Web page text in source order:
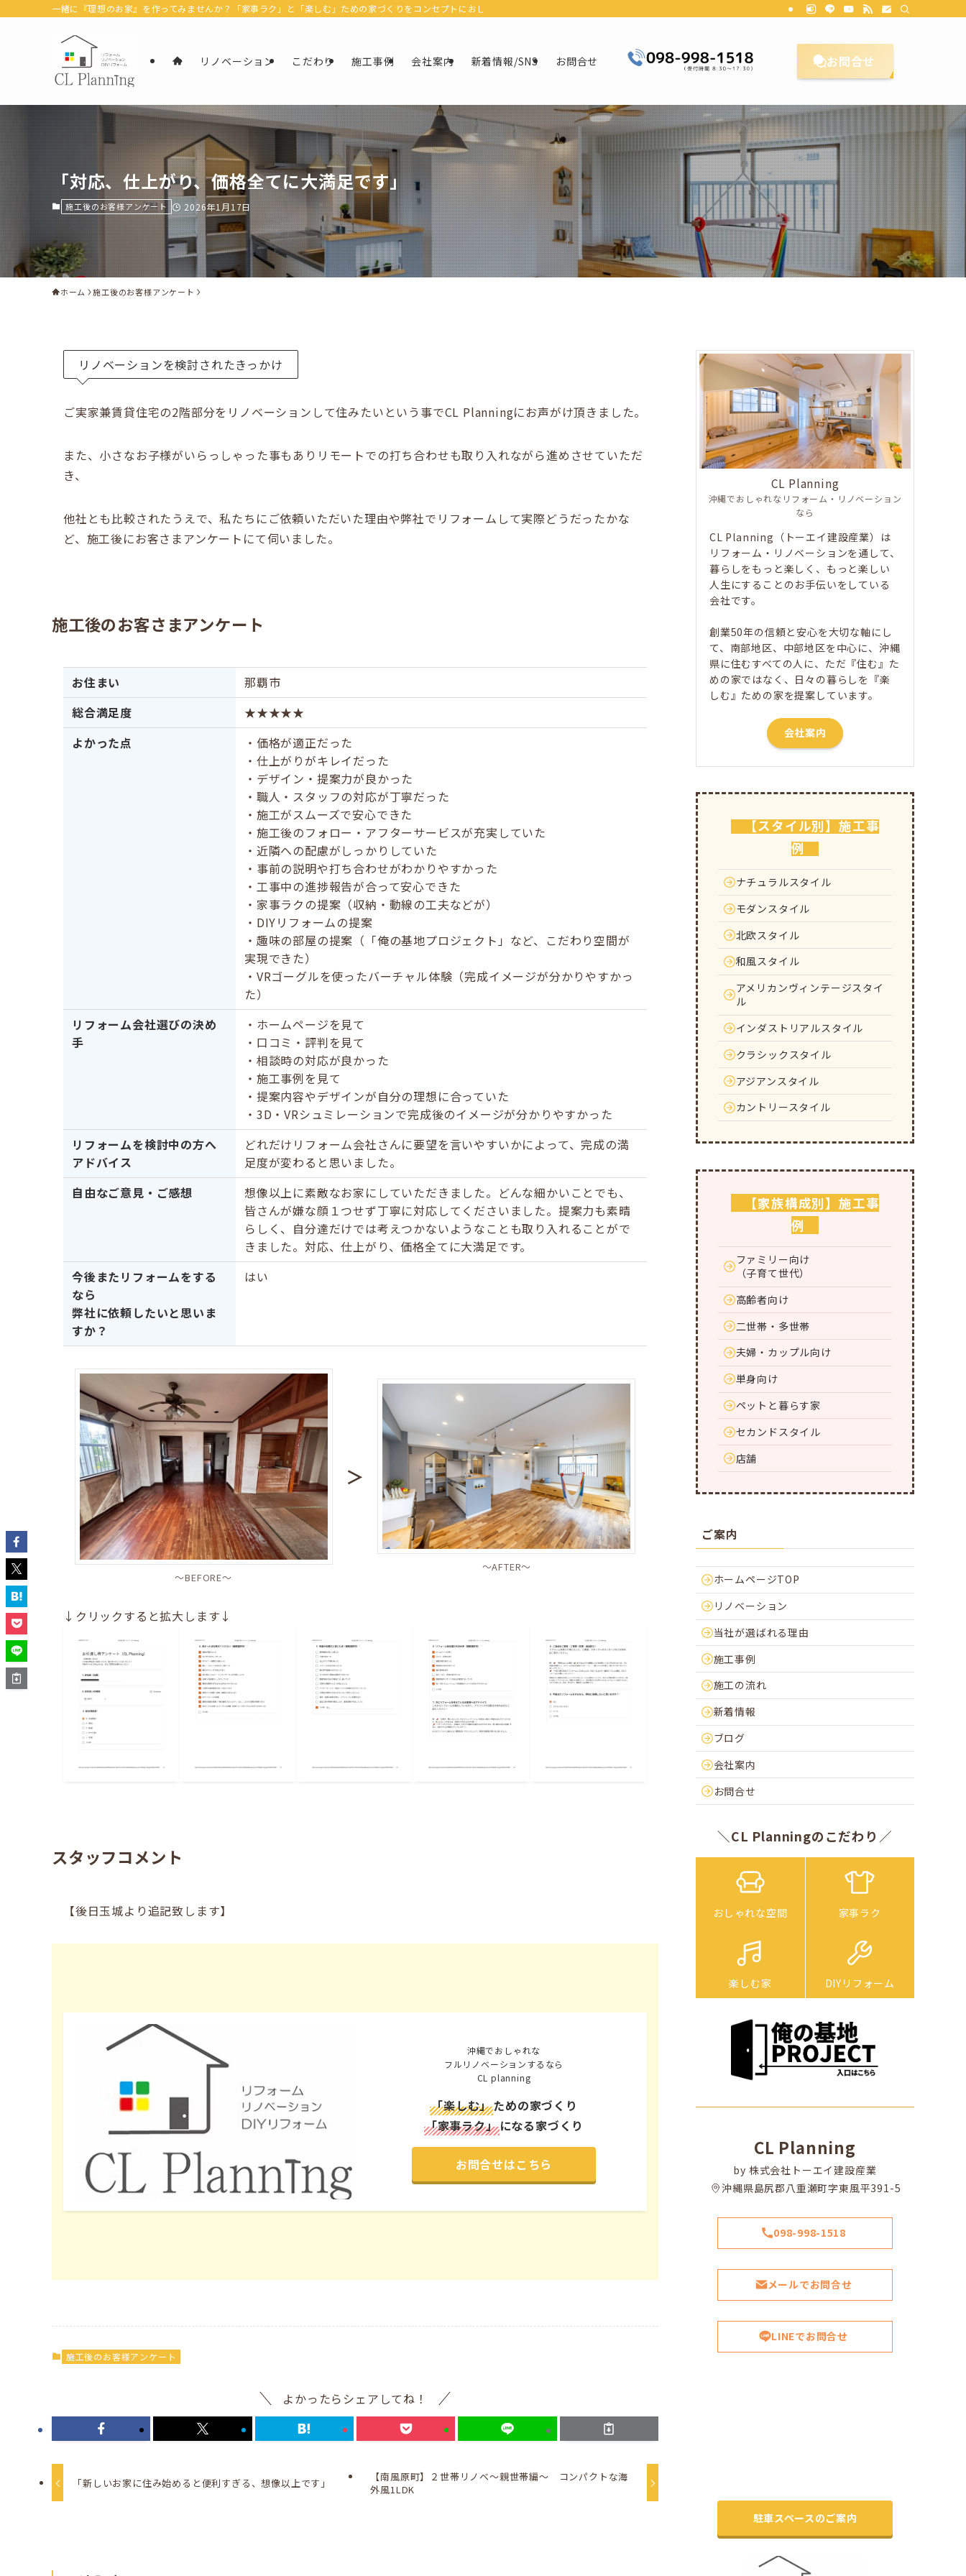
一緒に『理想のお家』を作ってみませんか？「家事ラク」と「楽しむ」ための家づくりをコンセプトにおしゃれなデザインにリフォーム＆リノベーションで理想のお家をカタチにします。CL Planningにご相談ください。沖
リノベーション こだわり 施工事例 会社案内 新着情報/SNS お問合せ お問合せ
「対応、仕上がり、価格全てに大満足です」
施工後のお客様アンケート 2026年1月17日
ホーム 施工後のお客様アンケート
リノベーションを検討されたきっかけ
ご実家兼賃貸住宅の2階部分をリノベーションして住みたいという事でCL Planningにお声がけ頂きました。
また、小さなお子様がいらっしゃった事もありリモートでの打ち合わせも取り入れながら進めさせていただ
き、
他社とも比較されたうえで、私たちにご依頼いただいた理由や弊社でリフォームして実際どうだったかな
ど、施工後にお客さまアンケートにて伺いました。
施工後のお客さまアンケート
お住まい
那覇市
総合満足度
★★★★★
よかった点
・価格が適正だった
・仕上がりがキレイだった
・デザイン・提案力が良かった
・職人・スタッフの対応が丁寧だった
・施工がスムーズで安心できた
・施工後のフォロー・アフターサービスが充実していた
・近隣への配慮がしっかりしていた
・事前の説明や打ち合わせがわかりやすかった
・工事中の進捗報告が合って安心できた
・家事ラクの提案（収納・動線の工夫などが）
・DIYリフォームの提案
・趣味の部屋の提案（「俺の基地プロジェクト」など、こだわり空間が
実現できた）
・VRゴーグルを使ったバーチャル体験（完成イメージが分かりやすかっ
た）
リフォーム会社選びの決め
手
・ホームページを見て
・口コミ・評判を見て
・相談時の対応が良かった
・施工事例を見て
・提案内容やデザインが自分の理想に合っていた
・3D・VRシュミレーションで完成後のイメージが分かりやすかった
リフォームを検討中の方へ
アドバイス
どれだけリフォーム会社さんに要望を言いやすいかによって、完成の満
足度が変わると思いました。
自由なご意見・ご感想
想像以上に素敵なお家にしていただきました。どんな細かいことでも、
皆さんが嫌な顔１つせず丁寧に対応してくださいました。提案力も素晴
らしく、自分達だけでは考えつかないようなことも取り入れることがで
きました。対応、仕上がり、価格全てに大満足です。
今後またリフォームをする
なら
弊社に依頼したいと思いま
すか？
はい
〜BEFORE〜
＞
〜AFTER〜
↓クリックすると拡大します↓
スタッフコメント
【後日玉城より追記致します】
沖縄でおしゃれな
フルリノベーションするなら
CL planning
「楽しむ」ための家づくり
「家事ラク」になる家づくり
お問合せはこちら
施工後のお客様アンケート
よかったらシェアしてね！
「新しいお家に住み始めると便利すぎる、想像以上です」
【南風原町】２世帯リノベ～親世帯編～ コンパクトな海
外風1LDK
CL Planning
沖縄でおしゃれなリフォーム・リノベーション
なら
CL Planning（トーエイ建設産業）は
リフォーム・リノベーションを通して、
暮らしをもっと楽しく、もっと楽しい
人生にすることのお手伝いをしている
会社です。
創業50年の信頼と安心を大切な軸にし
て、南部地区、中部地区を中心に、沖縄
県に住むすべての人に、ただ​『住む』た
めの家ではなく、日々の暮らしを『楽
しむ』ための家を提案しています。
会社案内
【スタイル別】施工事
例
ナチュラルスタイル
モダンスタイル
北欧スタイル
和風スタイル
アメリカンヴィンテージスタイ
ル
インダストリアルスタイル
クラシックスタイル
アジアンスタイル
カントリースタイル
【家族構成別】施工事
例
ファミリー向け
（子育て世代）
高齢者向け
二世帯・多世帯
夫婦・カップル向け
単身向け
ペットと暮らす家
セカンドスタイル
店舗
ご案内
ホームページTOP
リノベーション
当社が選ばれる理由
施工事例
施工の流れ
新着情報
ブログ
会社案内
お問合せ
＼CL Planningのこだわり／
おしゃれな空間 家事ラク
楽しむ家 DIYリフォーム
CL Planning
by 株式会社トーエイ建設産業
沖縄県島尻郡八重瀬町字東風平391-5
098-998-1518
メールでお問合せ
LINEでお問合せ
駐車スペースのご案内